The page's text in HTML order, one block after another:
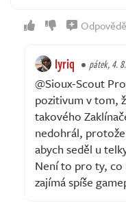
lyriq pátek, 4.
@Sioux-Scout
pozitivum v tom,
takového
nedohrál,
abych seděl u
Není to pro ty,
zajímá spíše